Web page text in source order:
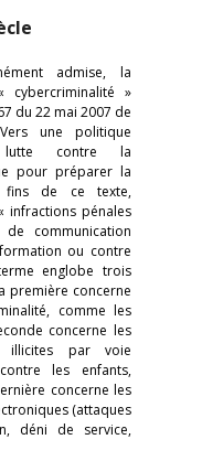
admise, la
cybercriminalité »
du 22 mai 2007 de
une politique
contre la
pour préparer la
fins de ce texte,
infractions pénales
communication
ou contre
englobe trois
première concerne
comme les
concerne les
illicites par voie
les enfants,
concerne les
(attaques
déni de service,